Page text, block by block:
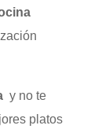
y no te
platos